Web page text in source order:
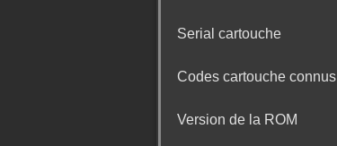
Serial cartouche
Codes cartouche connus
Version de la ROM